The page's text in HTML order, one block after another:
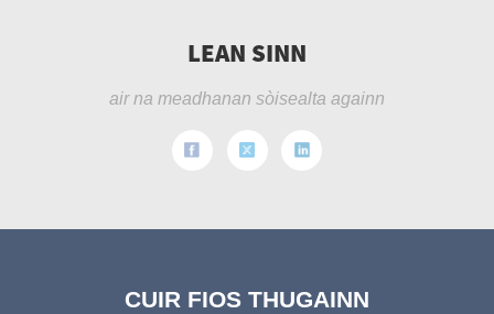
LEAN SINN
air na meadhanan sòisealta againn
CUIR FIOS THUGAINN